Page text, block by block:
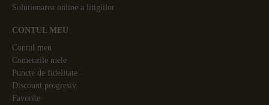
Solutionarea online a litigiilor
CONTUL MEU
Contul meu
Comenzile mele
Puncte de fidelitate
Discount progresiv
Favorite